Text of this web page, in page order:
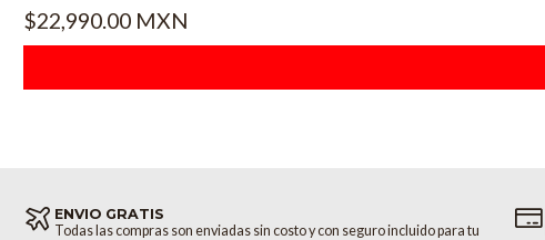
$22,990.00 MXN
ENVIO GRATIS
Todas las compras son enviadas sin costo y con seguro incluido para tu